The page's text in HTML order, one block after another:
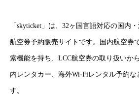
「skyticket」は、32ヶ国言語対応の国内
航空券予約販売サイトです。国内航空券
索機能を持ち、LCC航空券の取り扱いか
内レンタカー、海外Wi-Fiレンタル予約な
す。